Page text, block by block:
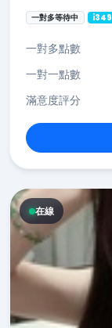
一對多等待中 i349
一對多點數
一對一點數
滿意度評分
在線